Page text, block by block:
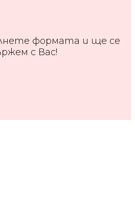
формата и ще се
с Вас!